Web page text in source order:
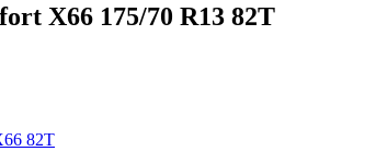
X66 175/70 R13 82T